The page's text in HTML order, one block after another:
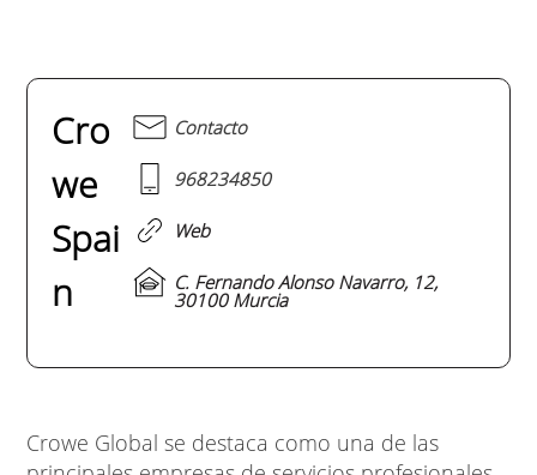
Cro
we
Spai
n
Contacto
968234850
Web
C. Fernando Alonso Navarro, 12,
30100 Murcia
Crowe Global se destaca como una de las